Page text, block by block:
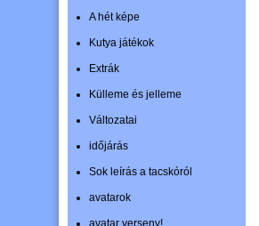
A hét képe
Kutya játékok
Extrák
Külleme és jelleme
Változatai
időjárás
Sok leírás a tacskóról
avatarok
avatar verseny!